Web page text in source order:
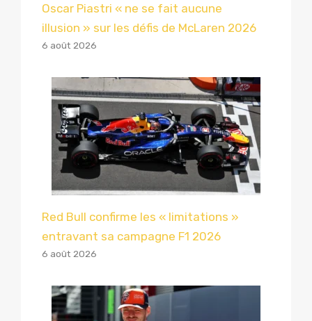
Oscar Piastri « ne se fait aucune
illusion » sur les défis de McLaren 2026
6 août 2026
Red Bull confirme les « limitations »
entravant sa campagne F1 2026
6 août 2026